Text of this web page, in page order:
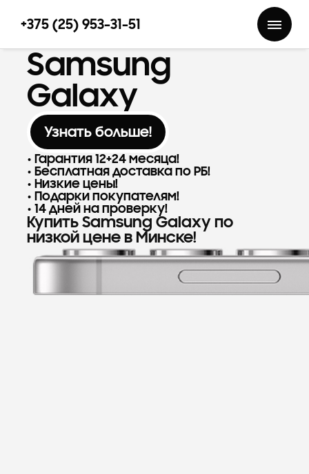
+375 (25) 953-31-51
Samsung
Galaxy
Узнать больше!
Гарантия 12+24 месяца!
Бесплатная доставка по РБ!
Низкие цены!
Подарки покупателям!
14 дней на проверку!
Купить Samsung Galaxy по
низкой цене в Минске!